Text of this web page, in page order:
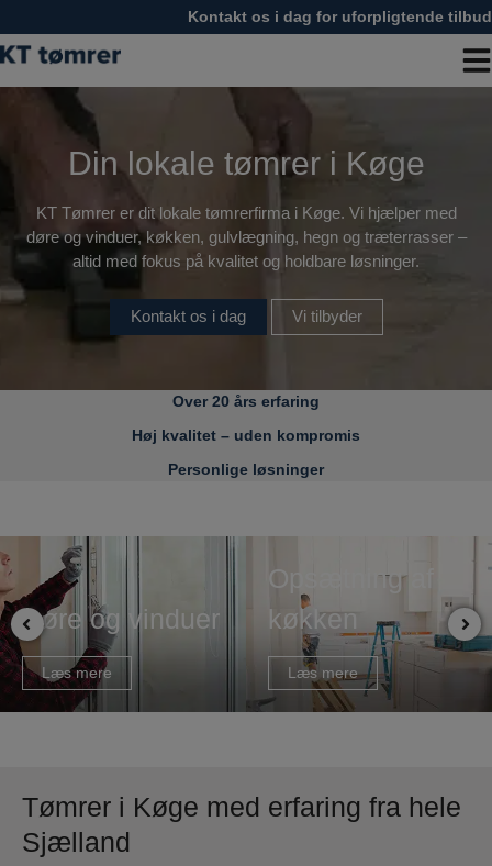
til
indholdet
Kontakt os i dag for uforpligtende tilbud
Din lokale tømrer i Køge
KT Tømrer er dit lokale tømrerfirma i Køge. Vi hjælper med
døre og vinduer, køkken, gulvlægning, hegn og træterrasser –
altid med fokus på kvalitet og holdbare løsninger.
Kontakt os i dag Vi tilbyder
Over 20 års erfaring
Høj kvalitet – uden kompromis
Personlige løsninger
Døre og vinduer
Læs mere
Opsætning af
køkken
Læs mere
Tømrer i Køge med erfaring fra hele
Sjælland